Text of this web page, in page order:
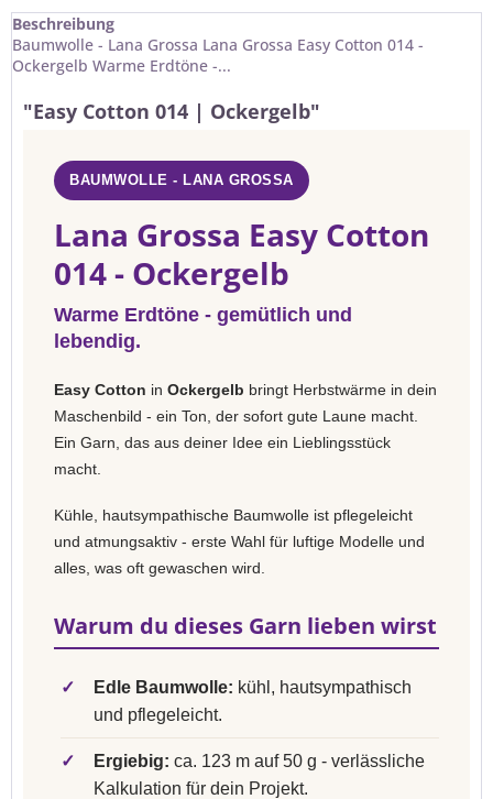
Beschreibung
Baumwolle - Lana Grossa Lana Grossa Easy Cotton 014 -
Ockergelb Warme Erdtöne -...
"Easy Cotton 014 | Ockergelb"
BAUMWOLLE - LANA GROSSA
Lana Grossa Easy Cotton
014 - Ockergelb
Warme Erdtöne - gemütlich und
lebendig.
Easy Cotton in Ockergelb bringt Herbstwärme in dein
Maschenbild - ein Ton, der sofort gute Laune macht.
Ein Garn, das aus deiner Idee ein Lieblingsstück
macht.
Kühle, hautsympathische Baumwolle ist pflegeleicht
und atmungsaktiv - erste Wahl für luftige Modelle und
alles, was oft gewaschen wird.
Warum du dieses Garn lieben wirst
✓ Edle Baumwolle: kühl, hautsympathisch
und pflegeleicht.
✓ Ergiebig: ca. 123 m auf 50 g - verlässliche
Kalkulation für dein Projekt.